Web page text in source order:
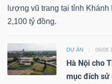
lượng vũ trang tại tỉnh
2,100 tỷ đồng.
DỰ ÁN 06/08
Hà Nội cho
mục đích sử